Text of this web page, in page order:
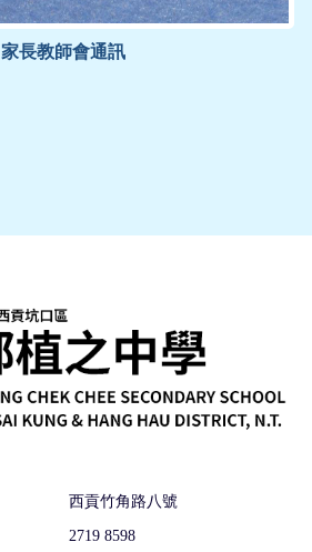
家長教師會通訊
西貢竹角路八號
2719 8598